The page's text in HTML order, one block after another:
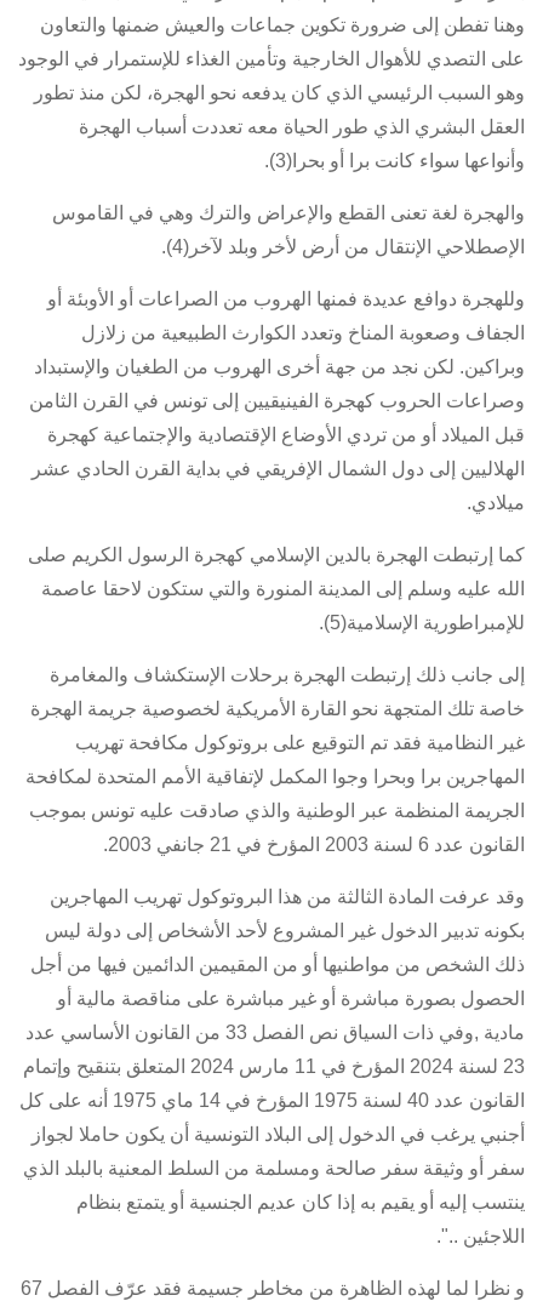
وهنا تفطن إلى ضرورة تكوين جماعات والعيش ضمنها والتعاون
على التصدي للأهوال الخارجية وتأمين الغذاء للإستمرار في الوجود
وهو السبب الرئيسي الذي كان يدفعه نحو الهجرة، لكن منذ تطور
العقل البشري الذي طور الحياة معه تعددت أسباب الهجرة
وأنواعها سواء كانت برا أو بحرا(3).
والهجرة لغة تعنى القطع والإعراض والترك وهي في القاموس
الإصطلاحي الإنتقال من أرض لأخر وبلد لآخر(4).
وللهجرة دوافع عديدة فمنها الهروب من الصراعات أو الأوبئة أو
الجفاف وصعوبة المناخ وتعدد الكوارث الطبيعية من زلازل
وبراكين. لكن نجد من جهة أخرى الهروب من الطغيان والإستبداد
وصراعات الحروب كهجرة الفينيقيين إلى تونس في القرن الثامن
قبل الميلاد أو من تردي الأوضاع الإقتصادية والإجتماعية كهجرة
الهلاليين إلى دول الشمال الإفريقي في بداية القرن الحادي عشر
ميلادي.
كما إرتبطت الهجرة بالدين الإسلامي كهجرة الرسول الكريم صلى
الله عليه وسلم إلى المدينة المنورة والتي ستكون لاحقا عاصمة
للإمبراطورية الإسلامية(5).
إلى جانب ذلك إرتبطت الهجرة برحلات الإستكشاف والمغامرة
خاصة تلك المتجهة نحو القارة الأمريكية لخصوصية جريمة الهجرة
غير النظامية فقد تم التوقيع على بروتوكول مكافحة تهريب
المهاجرين برا وبحرا وجوا المكمل لإتفاقية الأمم المتحدة لمكافحة
الجريمة المنظمة عبر الوطنية والذي صادقت عليه تونس بموجب
القانون عدد 6 لسنة 2003 المؤرخ في 21 جانفي 2003
.
وقد عرفت المادة الثالثة من هذا البروتوكول تهريب المهاجرين
بكونه تدبير الدخول غير المشروع لأحد الأشخاص إلى دولة ليس
ذلك الشخص من مواطنيها أو من المقيمين الدائمين فيها من أجل
الحصول بصورة مباشرة أو غير مباشرة على مناقصة مالية أو
مادية ,وفي ذات السياق نص
الفصل 33 من القانون الأساسي عدد
23 لسنة 2024 المؤرخ في 11 مارس 2024
المتعلق بتنقيح وإتمام
القانون عدد 40 لسنة 1975 المؤرخ في 14 ماي 1975
أنه على كل
أجنبي يرغب في الدخول إلى البلاد التونسية أن يكون حاملا لجواز
سفر أو وثيقة سفر صالحة ومسلمة من السلط المعنية بالبلد الذي
ينتسب إليه أو يقيم به إذا كان عديم الجنسية أو يتمتع بنظام
اللاجئين ..".
و نظرا لما لهذه الظاهرة من مخاطر جسيمة فقد عرّف الفصل 67